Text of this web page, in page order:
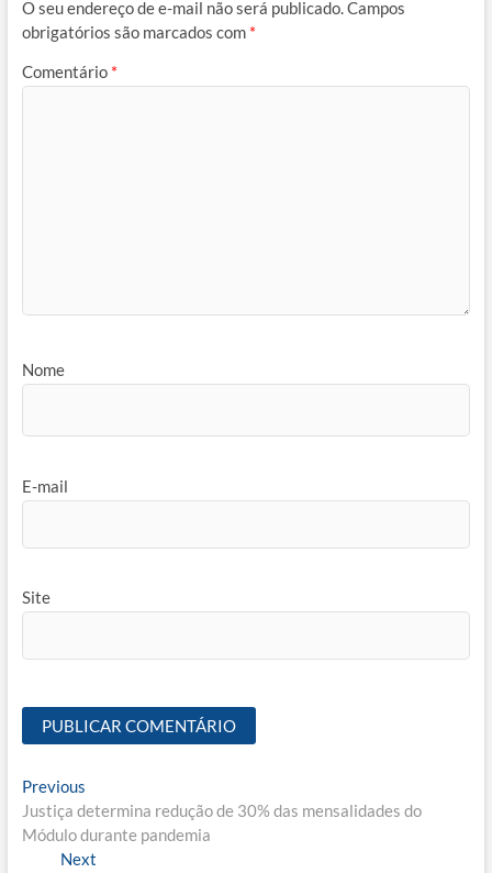
O seu endereço de e-mail não será publicado.Campos
obrigatórios são marcados com *
Comentário *
Nome
E-mail
Site
Navegação
de
Post
PreviousPrevious
post:
Justiça determina redução de 30% das mensalidades do
Módulo durante pandemia
Next